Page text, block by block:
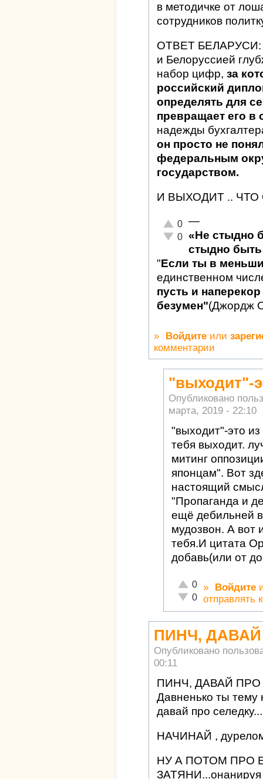
в методичке от
сотрудников
ОТВЕТ БЕЛАРУСИ:
и Белоруссией
набор цифр, за
российский
определять для
превращает его в
надежды
он просто не
федеральным
государством.
И ВЫХОДИТ .. ЧТО
Отлично!
0
Неадекватно!
0
—
«Не стыдно
стыдно быть
"Если ты в
единственном
пусть и
безумен"(Джордж
» Войдите или
комментарии
"выходит"-
Опубликовано
марта, 2019 - 22:10
"выходит"-это
тебя выходит.
митинг
японцам". Вот
настоящий
"Пропаганда и
ещё дебильней
мудозвон. А вот
тебя.И цитата
добавь(или от
Отлично!
0
Неадекватно!
0
» Войдите
отправлять
ПИНЧ,
Опубликовано
00:11
ПИНЧ, ДАВАЙ ПРО
Давненько ты тему
давай про селедку...
НАЧИНАЙ ,
НУ А ПОТОМ ПРО
ЗАТЯНИ...онанируя